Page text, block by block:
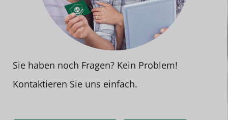
Sie haben noch Fragen? Kein Problem!
Kontaktieren Sie uns einfach.